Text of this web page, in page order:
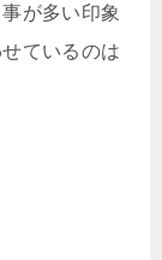
が多い印象
ているのは